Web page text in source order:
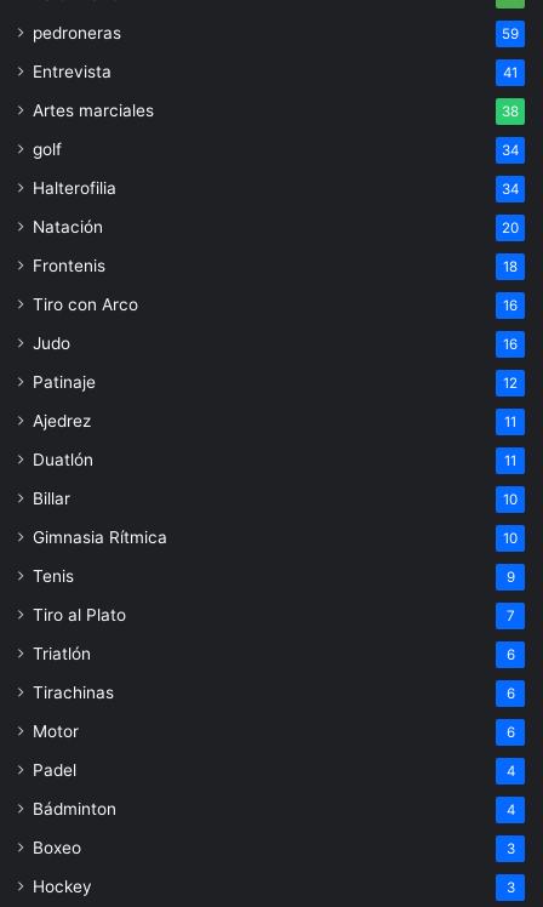
pedroneras 59
Entrevista 41
Artes marciales 38
golf 34
Halterofilia 34
Natación 20
Frontenis 18
Tiro con Arco 16
Judo 16
Patinaje 12
Ajedrez 11
Duatlón 11
Billar 10
Gimnasia Rítmica 10
Tenis 9
Tiro al Plato 7
Triatlón 6
Tirachinas 6
Motor 6
Padel 4
Bádminton 4
Boxeo 3
Hockey 3